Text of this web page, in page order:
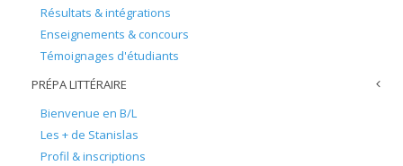
Résultats & intégrations
Enseignements & concours
Témoignages d'étudiants
PRÉPA LITTÉRAIRE
Bienvenue en B/L
Les + de Stanislas
Profil & inscriptions